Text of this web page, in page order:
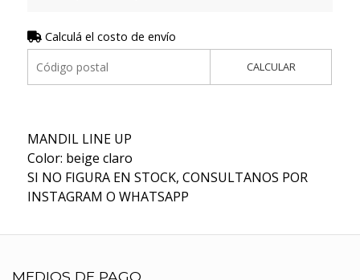
Calculá el costo de envío
CALCULAR
MANDIL LINE UP
Color: beige claro
SI NO FIGURA EN STOCK, CONSULTANOS POR
INSTAGRAM O WHATSAPP
MEDIOS DE PAGO